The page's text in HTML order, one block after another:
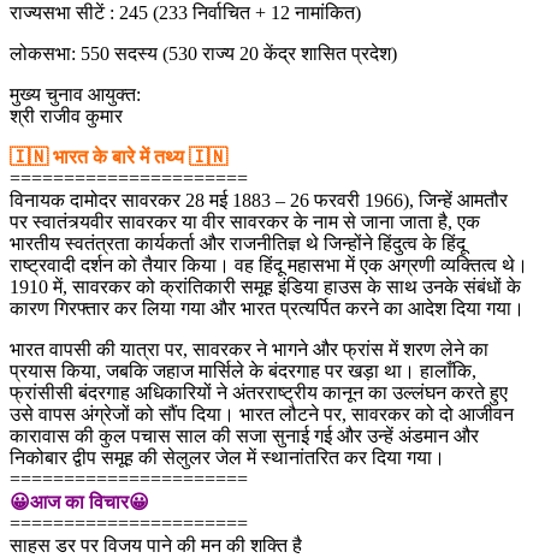
राज्यसभा सीटें : 245 (233 निर्वाचित + 12 नामांकित)
लोकसभा: 550 सदस्य (530 राज्य 20 केंद्र शासित प्रदेश)
मुख्य चुनाव आयुक्त:
श्री राजीव कुमार
🇮🇳 भारत के बारे में तथ्य 🇮🇳
======================
विनायक दामोदर सावरकर 28 मई 1883 – 26 फरवरी 1966), जिन्हें आमतौर
पर स्वातंत्र्यवीर सावरकर या वीर सावरकर के नाम से जाना जाता है, एक
भारतीय स्वतंत्रता कार्यकर्ता और राजनीतिज्ञ थे जिन्होंने हिंदुत्व के हिंदू
राष्ट्रवादी दर्शन को तैयार किया। वह हिंदू महासभा में एक अग्रणी व्यक्तित्व थे।
1910 में, सावरकर को क्रांतिकारी समूह इंडिया हाउस के साथ उनके संबंधों के
कारण गिरफ्तार कर लिया गया और भारत प्रत्यर्पित करने का आदेश दिया गया।
भारत वापसी की यात्रा पर, सावरकर ने भागने और फ्रांस में शरण लेने का
प्रयास किया, जबकि जहाज मार्सिले के बंदरगाह पर खड़ा था। हालाँकि,
फ्रांसीसी बंदरगाह अधिकारियों ने अंतरराष्ट्रीय कानून का उल्लंघन करते हुए
उसे वापस अंग्रेजों को सौंप दिया। भारत लौटने पर, सावरकर को दो आजीवन
कारावास की कुल पचास साल की सजा सुनाई गई और उन्हें अंडमान और
निकोबार द्वीप समूह की सेलुलर जेल में स्थानांतरित कर दिया गया।
======================
😀आज का विचार😀
======================
साहस डर पर विजय पाने की मन की शक्ति है